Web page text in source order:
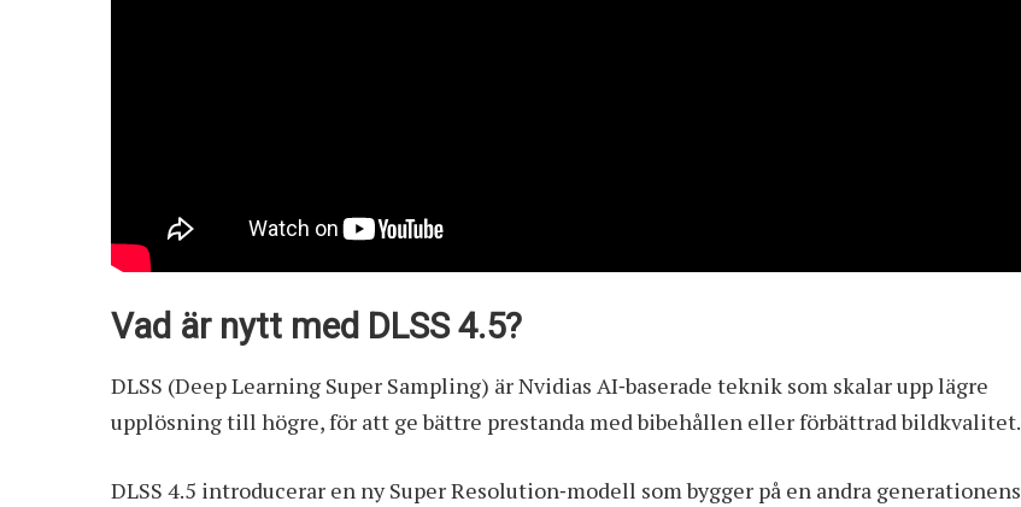
Vad är nytt med DLSS 4.5?
DLSS (Deep Learning Super Sampling) är Nvidias AI‑baserade teknik som skalar upp lägre
upplösning till högre, för att ge bättre prestanda med bibehållen eller förbättrad bildkvalitet.
DLSS 4.5 introducerar en ny Super Resolution‑modell som bygger på en andra generationens